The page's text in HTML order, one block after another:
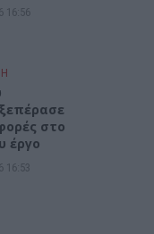
16:56
στο
έργο
16:53